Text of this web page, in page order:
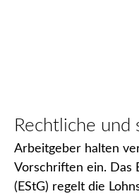
Rechtliche und
Arbeitgeber halten
Vorschriften ein. Das
(EStG) regelt die